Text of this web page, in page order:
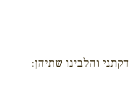
והלבינו שתיהן: